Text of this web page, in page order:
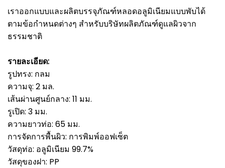
เราออกแบบและผลิตบรรจุภัณฑ์หลอดอลูมิเนียมแบบพับได้
ตามข้อกำหนดต่างๆ สำหรับบริษัทผลิตภัณฑ์ดูแลผิวจาก
ธรรมชาติ
รายละเอียด:
รูปทรง: กลม
ความจุ: 2 มล.
เส้นผ่านศูนย์กลาง: 11 มม.
รูเปิด: 3 มม.
ความยาวท่อ: 65 มม.
การจัดการพื้นผิว: การพิมพ์ออฟเซ็ต
วัสดุท่อ: อลูมิเนียม 99.7%
วัสดุของฝา: PP